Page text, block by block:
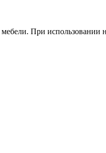
При использовании